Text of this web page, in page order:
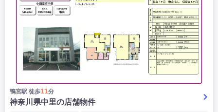
鴨宮駅 徒歩11分
神奈川県中里の店舗物件